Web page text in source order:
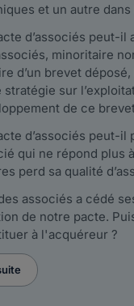
et un autre dans
d’associés peut-il
minoritaire
d’un brevet
stratégie sur
de ce
d’associés peut-il
qui ne répond plus
perd sa qualité
associés a cédé
de notre pacte.
à l'acquéreur ?